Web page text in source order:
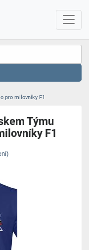
pro milovníky F1
Týmu
F1